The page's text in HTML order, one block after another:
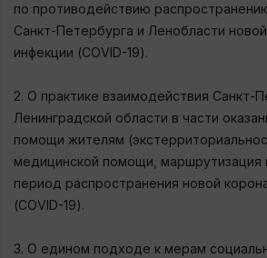
по противодействию
Санкт-Петербурга и Ленобласти
инфекции (COVID-19).
2. О практике взаимодействия Санкт-
Ленинградской области в части
помощи жителям
медицинской помощи, маршрутизация
период распространения новой
(COVID-19).
3. О едином подходе к мерам